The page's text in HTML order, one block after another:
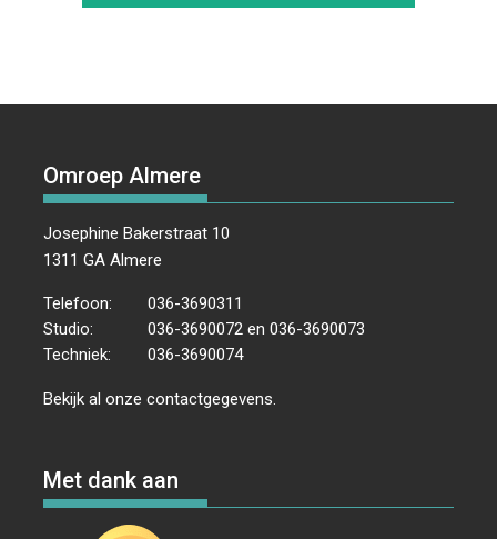
Omroep Almere
Josephine Bakerstraat 10
1311 GA Almere
Telefoon:
036-3690311
Studio:
036-3690072 en 036-3690073
Techniek:
036-3690074
Bekijk al onzecontactgegevens.
Met dank aan